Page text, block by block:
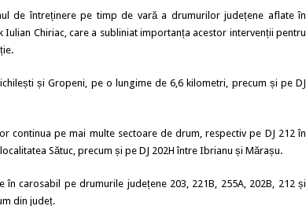
de întreținere pe timp de vară a drumurilor județene aflate în
Chiriac, care a subliniat importanța acestor intervenții pentru
și Gropeni, pe o lungime de 6,6 kilometri, precum și pe DJ
continua pe mai multe sectoare de drum, respectiv pe DJ 212 în
Sătuc, precum și pe DJ 202H între Ibrianu și Mărașu.
carosabil pe drumurile județene 203, 221B, 255A, 202B, 212 și
din județ.